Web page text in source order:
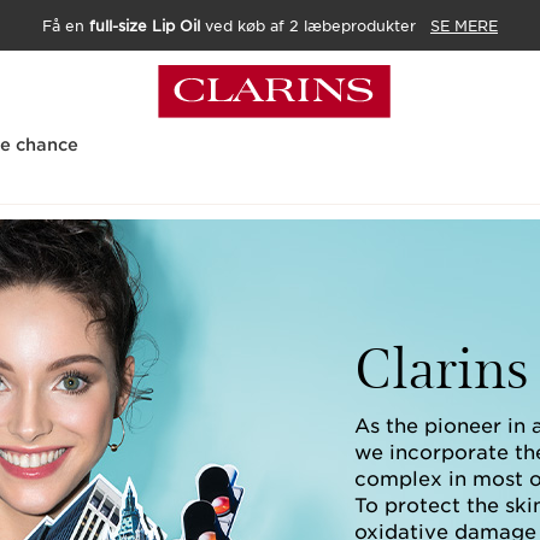
Få en full-size Lip Oil ved køb af 2 læbeprodukter SE MERE
chance
As the pioneer in
we incorporate
complex in most
To protect the
oxidative